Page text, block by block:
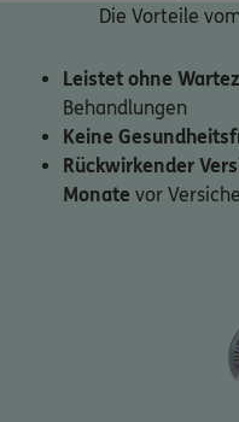
Meine
Sehen Sie auf einen
dem ERGO
Die Vorteile
Leistet ohne
Behandlungen
Keine
Rückwirkender
Monate vor